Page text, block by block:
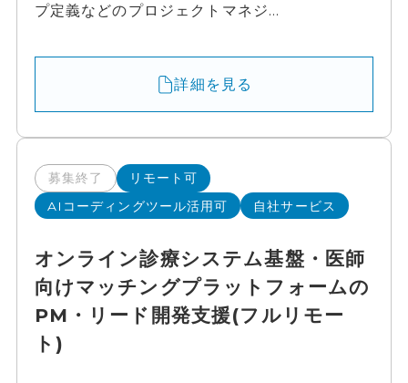
プ定義などのプロジェクトマネジ...
詳細を見る
募集終了
リモート可
AIコーディングツール活用可
自社サービス
オンライン診療システム基盤・医師
向けマッチングプラットフォームの
PM・リード開発支援(フルリモー
ト)